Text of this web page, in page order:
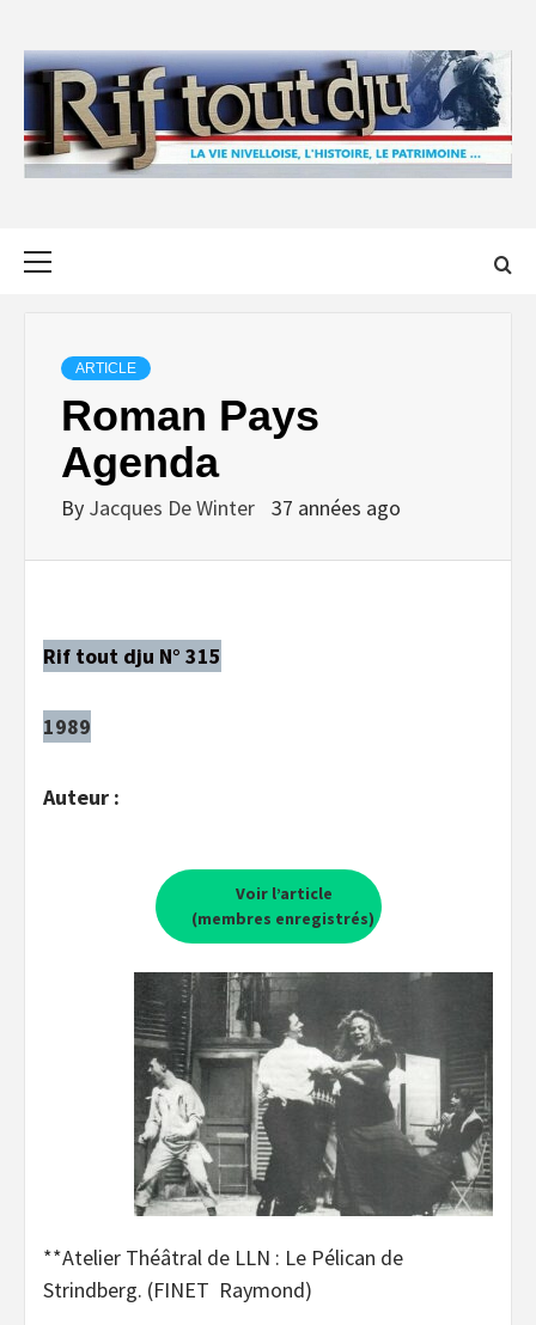
content
ARTICLE
Roman Pays
Agenda
By Jacques De Winter 37 années ago
Rif tout dju N° 315
1989
Auteur :
Voir l’article
(membres enregistrés)
**Atelier Théâtral de LLN : Le Pélican de
Strindberg. (FINET Raymond)